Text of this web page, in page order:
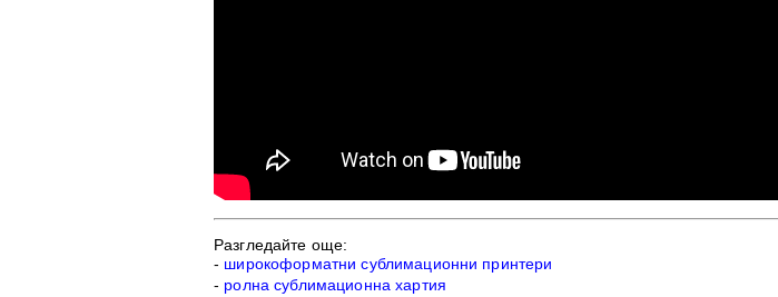
Разгледайте още:
- широкоформатни сублимационни принтери
- ролна сублимационна хартия